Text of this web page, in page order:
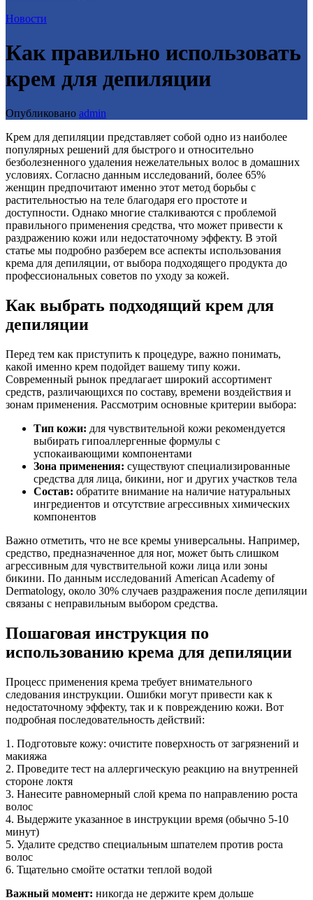
Новости
Как правильно использовать
крем для депиляции
Опубликовано admin
Крем для депиляции представляет собой одно из наиболее
популярных решений для быстрого и относительно
безболезненного удаления нежелательных волос в домашних
условиях. Согласно данным исследований, более 65%
женщин предпочитают именно этот метод борьбы с
растительностью на теле благодаря его простоте и
доступности. Однако многие сталкиваются с проблемой
правильного применения средства, что может привести к
раздражению кожи или недостаточному эффекту. В этой
статье мы подробно разберем все аспекты использования
крема для депиляции, от выбора подходящего продукта до
профессиональных советов по уходу за кожей.
Как выбрать подходящий крем для
депиляции
Перед тем как приступить к процедуре, важно понимать,
какой именно крем подойдет вашему типу кожи.
Современный рынок предлагает широкий ассортимент
средств, различающихся по составу, времени воздействия и
зонам применения. Рассмотрим основные критерии выбора:
Тип кожи: для чувствительной кожи рекомендуется
выбирать гипоаллергенные формулы с
успокаивающими компонентами
Зона применения: существуют специализированные
средства для лица, бикини, ног и других участков тела
Состав: обратите внимание на наличие натуральных
ингредиентов и отсутствие агрессивных химических
компонентов
Важно отметить, что не все кремы универсальны. Например,
средство, предназначенное для ног, может быть слишком
агрессивным для чувствительной кожи лица или зоны
бикини. По данным исследований American Academy of
Dermatology, около 30% случаев раздражения после депиляции
связаны с неправильным выбором средства.
Пошаговая инструкция по
использованию крема для депиляции
Процесс применения крема требует внимательного
следования инструкции. Ошибки могут привести как к
недостаточному эффекту, так и к повреждению кожи. Вот
подробная последовательность действий:
1. Подготовьте кожу: очистите поверхность от загрязнений и
макияжа
2. Проведите тест на аллергическую реакцию на внутренней
стороне локтя
3. Нанесите равномерный слой крема по направлению роста
волос
4. Выдержите указанное в инструкции время (обычно 5-10
минут)
5. Удалите средство специальным шпателем против роста
волос
6. Тщательно смойте остатки теплой водой
Важный момент: никогда не держите крем дольше